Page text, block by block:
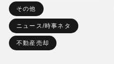
その他
ニュース/時事ネタ
不動産売却